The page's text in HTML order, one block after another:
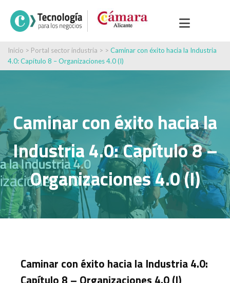
Inicio > Portal sector industria > > Caminar con éxito hacia la Industria
4.0: Capítulo 8 – Organizaciones 4.0 (I)
Caminar con éxito hacia la
Industria 4.0: Capítulo 8 –
Organizaciones 4.0 (I)
Caminar con éxito hacia la Industria 4.0: